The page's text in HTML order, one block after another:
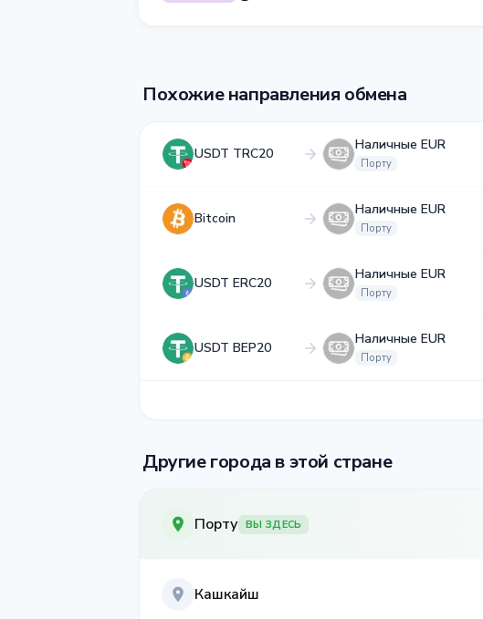
Похожие направления обмена
USDT TRC20
Наличные EUR
Порту
Bitcoin
Наличные EUR
Порту
USDT ERC20
Наличные EUR
Порту
USDT BEP20
Наличные EUR
Порту
Другие города в этой стране
Порту ВЫ ЗДЕСЬ
Кашкайш